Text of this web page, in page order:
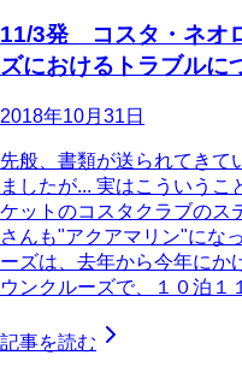
11/3発 コスタ・ネオ
ズにおけるトラブルに
2018年10月31日
先般、書類が送られてきて
ましたが... 実はこういう
ケットのコスタクラブのス
さんも"アクアマリン"にな
ーズは、去年から今年にか
ウンクルーズで、１０泊１
記事を読む